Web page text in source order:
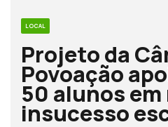
LOCAL
Projeto da
Povoação
50 alunos
insucesso